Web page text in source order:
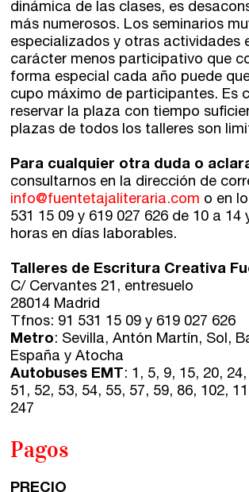
dinámica de las clases, es
más numerosos. Los seminarios
especializados y otras actividades
carácter menos participativo que
forma especial cada año puede
cupo máximo de participantes. Es
reservar la plaza con tiempo
plazas de todos los talleres son
Para cualquier otra duda o
consultarnos en la dirección de
info@fuentetajaliteraria.com o en
531 15 09 y 619 027 626 de 10 a 14
horas en días laborables.
Talleres de Escritura Creativa
C/ Cervantes 21, entresuelo
28014 Madrid
Tfnos: 91 531 15 09 y 619 027 626
Metro: Sevilla, Antón Martín, Sol,
España y Atocha
Autobuses EMT : 1, 5, 9, 15, 20,
51, 52, 53, 54, 55, 57, 59, 86, 102,
247
Pagos